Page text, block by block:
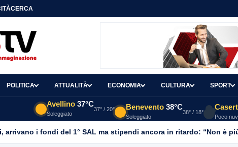
CERCA
POLITICA ATTUALITÀ ECONOMIA CULTURA SPORT
Avellino 37°C
Soleggiato
37° / 20° Benevento 38°C
Soleggiato
38° / 18°
Poco
arrivano i fondi del 1° SAL ma stipendi ancora in ritardo: “Non è